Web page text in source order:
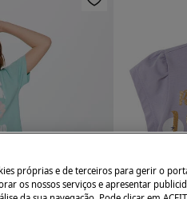
próprias e de terceiros para gerir o
os nossos serviços e apresentar